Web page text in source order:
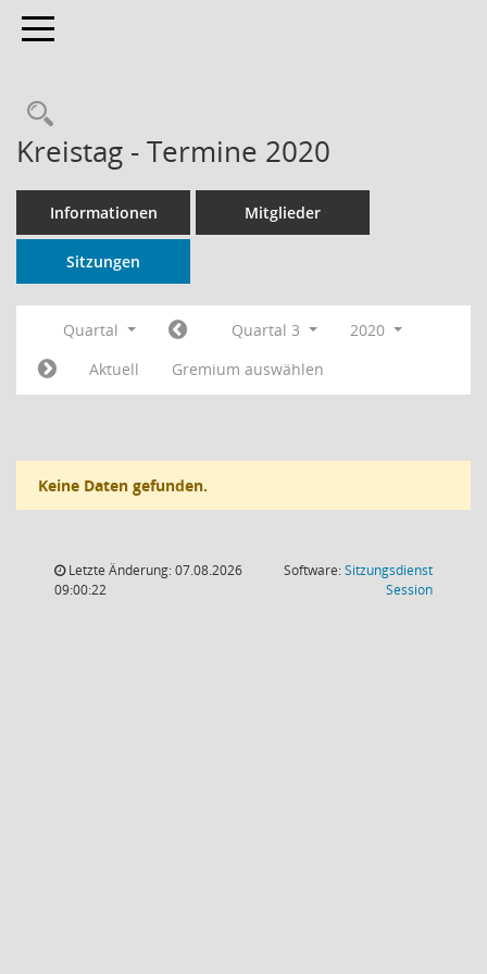
Toggle navigation
Rechercheauswahl
Kreistag - Termine 2020
Informationen Mitglieder
Sitzungen
Quartal Quartal 3
2020
Aktuell
Gremium auswählen
Keine Daten gefunden.
Letzte Änderung: 07.08.2026
09:00:22
Software:Sitzungsdienst
Session(Wird in